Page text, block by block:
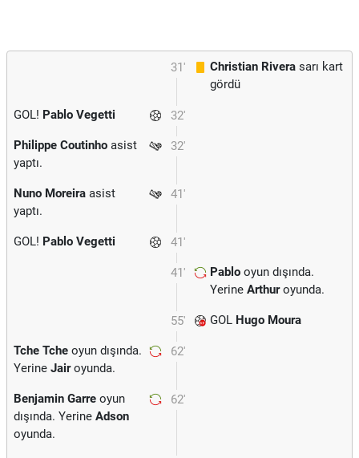
31' Christian Rivera sarı kart
gördü
32'
GOL! Pablo Vegetti
32'
Philippe Coutinho asist
yaptı.
41'
Nuno Moreira asist
yaptı.
41'
GOL! Pablo Vegetti
41' Pablo oyun dışında.
Yerine Arthuroyunda.
55' GOL Hugo Moura
62'
Tche Tche oyun dışında.
Yerine Jairoyunda.
62'
Benjamin Garre oyun
dışında. Yerine Adson
oyunda.